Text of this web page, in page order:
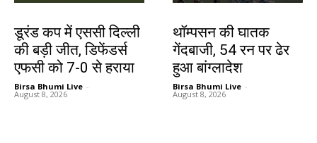
डूरंड कप में एससी दिल्ली
की बड़ी जीत, डिफेंडर्स
एफसी को 7-0 से हराया
Birsa Bhumi Live -
August 8, 2026
थॉम्पसन की घातक
गेंदबाजी, 54 रन पर ढेर
हुआ बांग्लादेश
Birsa Bhumi Live -
August 8, 2026